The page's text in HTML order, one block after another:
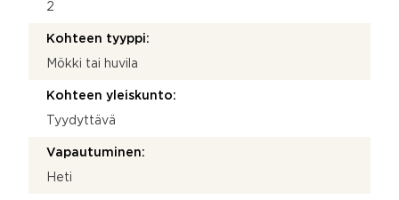
2
Kohteen tyyppi:
Mökki tai huvila
Kohteen yleiskunto:
Tyydyttävä
Vapautuminen:
Heti